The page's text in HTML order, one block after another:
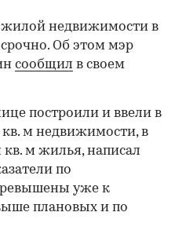
жилой недвижимости в
Об этом мэр
сообщил в своем
построили и ввели в
м недвижимости, в
м жилья, написал
по
уже к
плановых и по